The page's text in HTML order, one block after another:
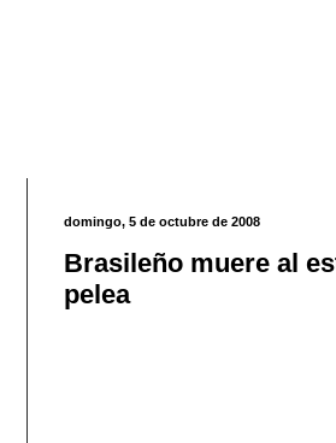
domingo, 5 de octubre de 2008
Brasileño muere al
pelea